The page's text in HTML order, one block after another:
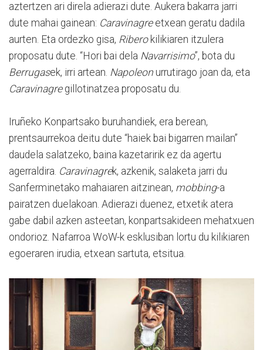
aztertzen ari direla adierazi dute. Aukera bakarra jarri
dute mahai gainean: Caravinagreetxean geratu dadila
aurten. Eta ordezko gisa, Riberokilikiaren itzulera
proposatu dute. “Hori bai dela Navarrisimo”, bota du
Berrugasek, irri artean. Napoleon urrutirago joan da, eta
Caravinagregillotinatzea proposatu du.
Iruñeko Konpartsako buruhandiek, era berean,
prentsaurrekoa deitu dute “haiek bai bigarren mailan”
daudela salatzeko, baina kazetaririk ez da agertu
agerraldira. Caravinagrek, azkenik, salaketa jarri du
Sanferminetako mahaiaren aitzinean, mobbing-a
pairatzen duelakoan. Adierazi duenez, etxetik atera
gabe dabil azken asteetan, konpartsakideen mehatxuen
ondorioz. Nafarroa WoW-k esklusiban lortu du kilikiaren
egoeraren irudia, etxean sartuta, etsitua.